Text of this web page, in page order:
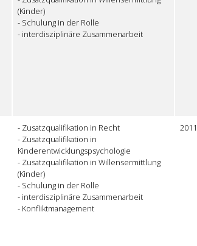
(Kinder)
- Schulung in der Rolle
- interdisziplinäre Zusammenarbeit
- Zusatzqualifikation in Recht
- Zusatzqualifikation in
Kinderentwicklungspsychologie
- Zusatzqualifikation in Willensermittlung
(Kinder)
- Schulung in der Rolle
- interdisziplinäre Zusammenarbeit
- Konfliktmanagement
2011